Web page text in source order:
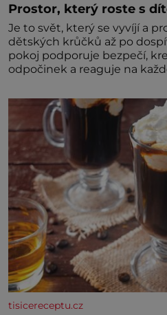
Prostor, který roste s
Je to svět, který se vyvíjí a
dětských krůčků až po
pokoj podporuje bezpečí,
odpočinek a reaguje na
jednoduchost, měkkost a
miminka měl působit
Předškolní věk je
tisicereceptu.cz